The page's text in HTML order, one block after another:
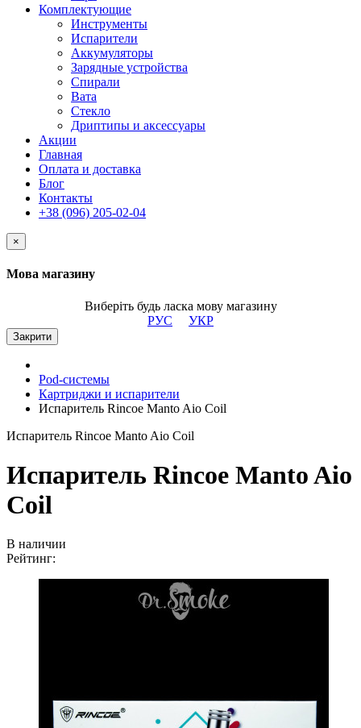
Комплектующие
Инструменты
Испарители
Аккумуляторы
Зарядные устройства
Спирали
Вата
Стекло
Дриптипы и аксессуары
Акции
Главная
Оплата и доставка
Блог
Контакты
+38 (096) 205-02-04
×
Мова магазину
Виберіть будь ласка мову магазину
РУС
УКР
Закрити
Pod-системы
Картриджи и испарители
Испаритель Rincoe Manto Aio Coil
Испаритель Rincoe Manto Aio Coil
Испаритель Rincoe Manto Aio
Coil
В наличии
Рейтинг: